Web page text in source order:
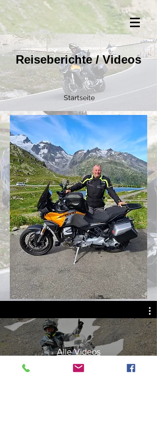
Reiseberichte / Videos
Startseite
Alle Videos
Jetzt ansehen